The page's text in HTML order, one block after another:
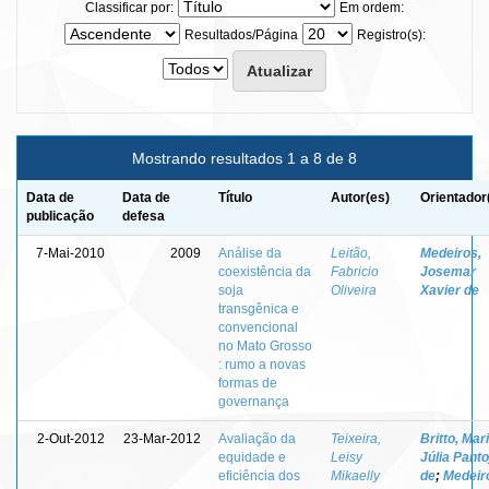
Classificar por:
Em ordem:
Resultados/Página
Registro(s):
Mostrando resultados 1 a 8 de 8
Data de
publicação
Data de
defesa
Título Autor(es)
7-Mai-2010 2009
Análise da
coexistência da
soja
transgênica e
convencional
no Mato Grosso
: rumo a novas
formas de
governança
Leitão,
Fabricio
Oliveira
Medeiros,
Josemar
Xavier de
2-Out-2012 23-Mar-2012
Avaliação da
equidade e
eficiência dos
Teixeira,
Leisy
Mikaelly
Britto,
Júlia
de;